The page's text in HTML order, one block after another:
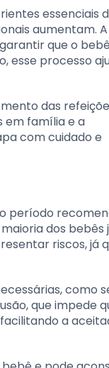
essenciais
aumentam. A
que o
esse processo
das
em família e a
com cuidado e
período
dos bebês
riscos, já
como
que impede
a